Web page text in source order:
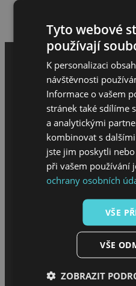
MENU
Sháním melouch
Tyto webové
používají
K personalizaci
návštěvnosti
Informace o vašem
stránek také sdílíme
a analytickými
kombinovat s
jste jim poskytli
při vašem používání
ochrany osobních
VŠE
VŠE
ZOBRAZIT